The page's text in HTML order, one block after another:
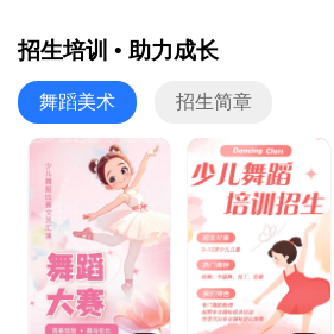
招生培训 • 助力成长
舞蹈美术 招生简章